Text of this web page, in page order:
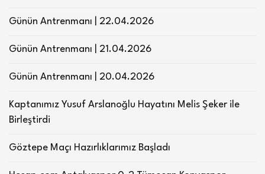
Günün Antrenmanı | 22.04.2026
Günün Antrenmanı | 21.04.2026
Günün Antrenmanı | 20.04.2026
Kaptanımız Yusuf Arslanoğlu Hayatını Melis Şeker ile
Birleştirdi
Göztepe Maçı Hazırlıklarımız Başladı